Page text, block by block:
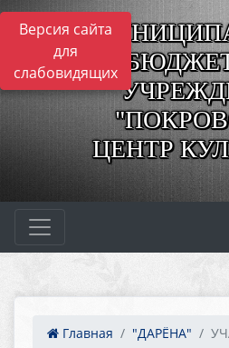
Версия сайта
для
слабовидящих
ЦЕНТР
Главная "ДАРЁНА"